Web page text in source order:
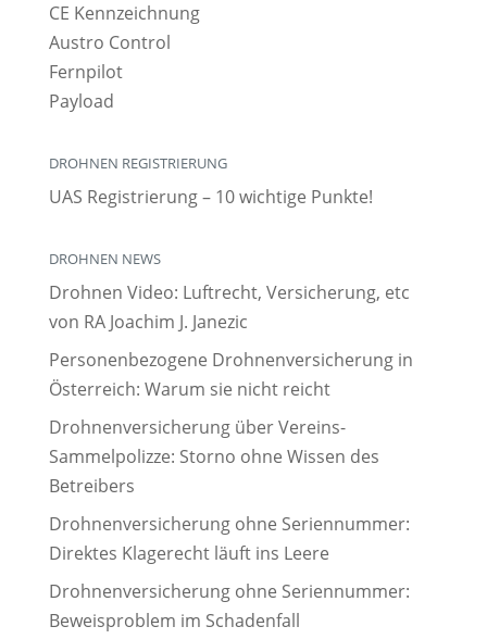
CE Kennzeichnung
Austro Control
Fernpilot
Payload
DROHNEN REGISTRIERUNG
UAS Registrierung – 10 wichtige Punkte!
DROHNEN NEWS
Drohnen Video: Luftrecht, Versicherung, etc
von RA Joachim J. Janezic
Personenbezogene Drohnenversicherung in
Österreich: Warum sie nicht reicht
Drohnenversicherung über Vereins-
Sammelpolizze: Storno ohne Wissen des
Betreibers
Drohnenversicherung ohne Seriennummer:
Direktes Klagerecht läuft ins Leere
Drohnenversicherung ohne Seriennummer:
Beweisproblem im Schadenfall